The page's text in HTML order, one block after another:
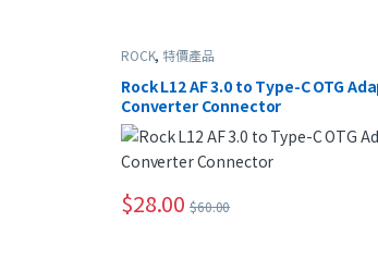
ROCK, 特價產品
Rock L12 AF 3.0 to Type-C OTG
Converter Connector
$28.00 $60.00